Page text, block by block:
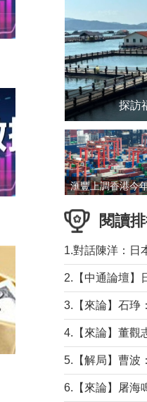
探訪
閱讀
4.【來論】董觀